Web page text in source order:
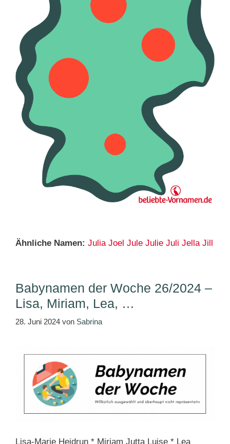
Ähnliche Namen: Julia Joel Jule Julie Juli Jella Jill
Babynamen der Woche 26/2024 –
Lisa, Miriam, Lea, …
28. Juni 2024 von Sabrina
Lisa-Marie Heidrun * Miriam Jutta Luise * Lea